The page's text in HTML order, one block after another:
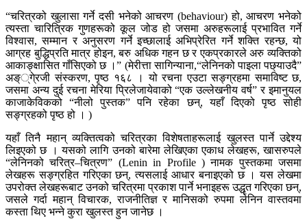
“चरित्रको खुलासा गर्ने दसी भनेको आचरण (behaviour) हो, आचरण भनेको
त्यस्ता चारित्रिक गुणहरूको कूल जोड हो जसमा अरुहरूलाई प्रभावित गर्ने
विश्वास, सम्मान र अनुसरण गर्ने इच्छालाई अभिप्रेरित गर्ने शक्ति रहन्छ, यो
आग्रह बुद्धिप्रति मात्र होइन, बरु अधिक गहन छ र एकप्रकारले अरु व्यक्तिको
आकाङ्क्षासित गाँसिएको छ ।” (मेरीत्ता सागिन्याना,“लेनिनको पाइला पछ्याउदै”
अङ््गे्रजी संस्करण, पृष्ठ १६८ । यो रचना एउटा सङ्ग्रहमा समाविष्ट छ,
जसमा अन्य दुई रचना मेरिया प्रिलेजायेवाको “एक उल्लेखनीय वर्ष” र इमानुयल
काजाकेविकको “नीलो पुस्तक” पनि रहेका छन्, यहाँ दिएको पृष्ठ सोही
सङ्ग्रहको पृष्ठ हो । )
यहाँ तिनै महान् व्यक्तित्वको चरित्रका विशेषताहरूलाई खुलस्त पार्ने उद्देश्य
लिइएको छ । यसको लागि उनको बारेमा लेखिएका एकाध लेखहरू, खासरुपले
“लेनिनको चरित्र–चित्रण” (Lenin in Profile ) नामक पुस्तकमा जसमा
लेखहरू सङ्ग्रहित गरिएका छन्, त्यसलाई आधार बनाइएको छ । यस लेखमा
उपरोक्त लेखहरूबाट उनको चरित्रमा प्रकाश पार्ने भनाइहरू उद्धृत गरिएका छन्,
जसले गर्दा महान् विचारक, राजनीतिज्ञ र मानिसको रुपमा लेनिन वास्तवमा
कस्ता थिए भन्ने कुरा खुलस्त हुन जानेछ ।